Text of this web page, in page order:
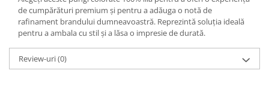
de cumpărături premium și pentru a adăuga o notă de
rafinament brandului dumneavoastră. Reprezintă soluția ideală
pentru a ambala cu stil și a lăsa o impresie de durată.
Review-uri(0)